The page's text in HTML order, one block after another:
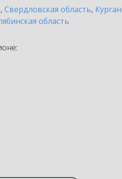
, Свердловская область,
область